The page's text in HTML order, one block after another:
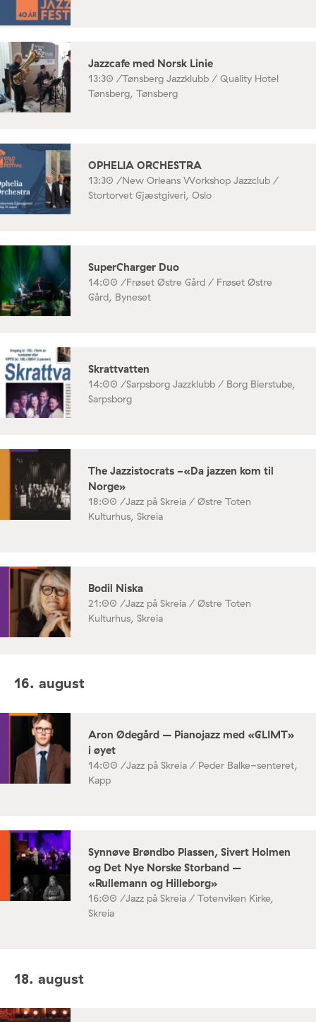
Jazzcafe med Norsk Linie
13:30 /Tønsberg Jazzklubb / Quality Hotel
Tønsberg, Tønsberg
OPHELIA ORCHESTRA
13:30 /New Orleans Workshop Jazzclub /
Stortorvet Gjæstgiveri, Oslo
SuperCharger Duo
14:00 /Frøset Østre Gård / Frøset Østre
Gård, Byneset
Skrattvatten
14:00 /Sarpsborg Jazzklubb / Borg Bierstube,
Sarpsborg
The Jazzistocrats -«Da jazzen kom til
Norge»
18:00 /Jazz på Skreia / Østre Toten
Kulturhus, Skreia
Bodil Niska
21:00 /Jazz på Skreia / Østre Toten
Kulturhus, Skreia
16. august
Aron Ødegård – Pianojazz med «GLIMT»
i øyet
14:00 /Jazz på Skreia / Peder Balke-senteret,
Kapp
Synnøve Brøndbo Plassen, Sivert Holmen
og Det Nye Norske Storband –
«Rullemann og Hilleborg»
16:00 /Jazz på Skreia / Totenviken Kirke,
Skreia
18. august